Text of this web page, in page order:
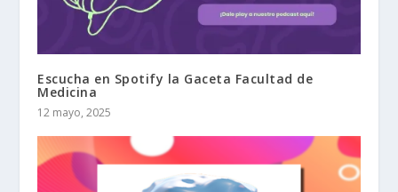
Escucha en Spotify la Gaceta Facultad de
Medicina
12 mayo, 2025